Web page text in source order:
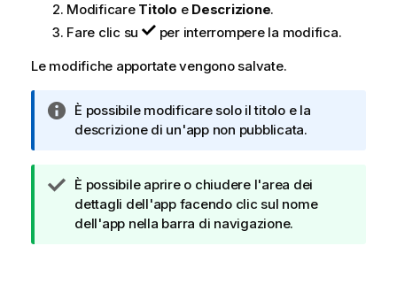
Modificare Titolo e Descrizione.
Fare clic su
per interrompere la modifica.
Le modifiche apportate vengono salvate.
N
o
i
n
f
È possibile modificare solo il titolo e la
descrizione di un'app non pubblicata.
N
o
t
È possibile aprire o chiudere l'area dei
dettagli dell'app facendo clic sul nome
dell'app nella barra di navigazione.